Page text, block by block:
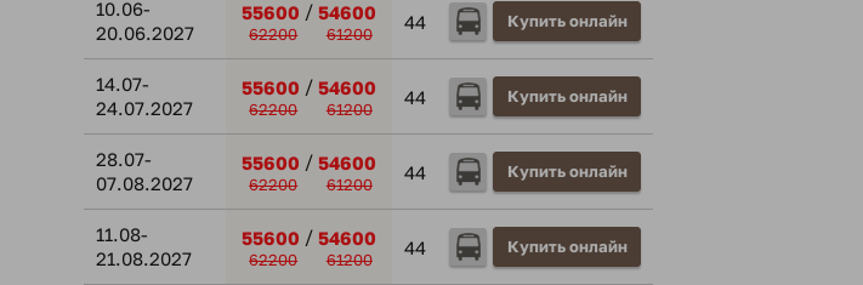
10.06-
20.06.2027
55600 / 54600
62200 61200
44 Купить онлайн
14.07-
24.07.2027
55600 / 54600
62200 61200
44 Купить онлайн
28.07-
07.08.2027
55600 / 54600
62200 61200
44 Купить онлайн
11.08-
21.08.2027
55600 / 54600
62200 61200
44 Купить онлайн